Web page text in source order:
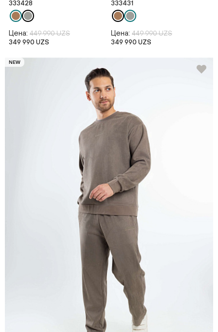
333428
Цена: 449 990 UZS
349 990 UZS
333431
Цена: 449 990 UZS
349 990 UZS
NEW